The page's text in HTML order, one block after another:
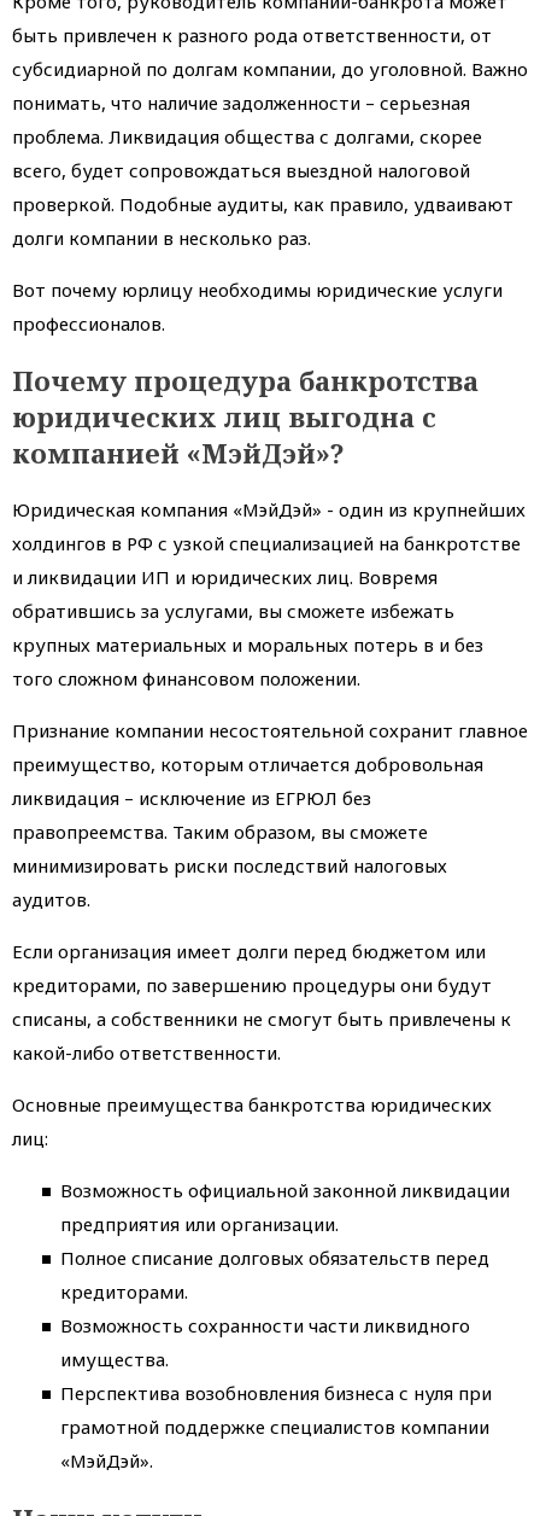
быть привлечен к разного рода ответственности, от
субсидиарной по долгам компании, до уголовной. Важно
понимать, что наличие задолженности – серьезная
проблема. Ликвидация общества с долгами, скорее
всего, будет сопровождаться выездной налоговой
проверкой. Подобные аудиты, как правило, удваивают
долги компании в несколько раз.
Вот почему юрлицу необходимы юридические услуги
профессионалов.
Почему процедура банкротства
юридических лиц выгодна с
компанией «МэйДэй»?
Юридическая компания «МэйДэй» - один из крупнейших
холдингов в РФ с узкой специализацией на банкротстве
и ликвидации ИП и юридических лиц. Вовремя
обратившись за услугами, вы сможете избежать
крупных материальных и моральных потерь в и без
того сложном финансовом положении.
Признание компании несостоятельной сохранит главное
преимущество, которым отличается добровольная
ликвидация – исключение из ЕГРЮЛ без
правопреемства. Таким образом, вы сможете
минимизировать риски последствий налоговых
аудитов.
Если организация имеет долги перед бюджетом или
кредиторами, по завершению процедуры они будут
списаны, а собственники не смогут быть привлечены к
какой-либо ответственности.
Основные преимущества банкротства юридических
лиц:
Возможность официальной законной ликвидации
предприятия или организации.
Полное списание долговых обязательств перед
кредиторами.
Возможность сохранности части ликвидного
имущества.
Перспектива возобновления бизнеса с нуля при
грамотной поддержке специалистов компании
«МэйДэй».